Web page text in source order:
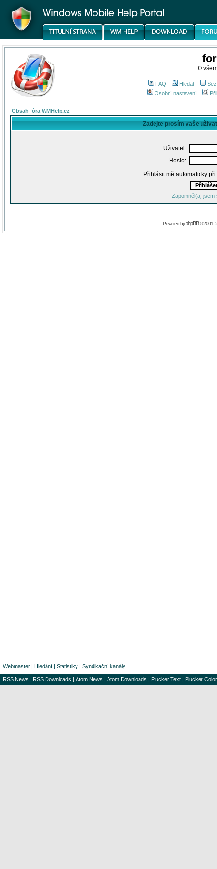
O
FAQ Hledat
Osobní nastavení
Obsah fóra WMHelp.cz
Zadejte prosím vaše
Uživatel:
Heslo:
Přihlásit mě automaticky
Zapomněl(a) jsem
Powered byphpBB© 2001,
Webmaster | Hledání | Statistiky | Syndikační kanály
RSS News | RSS Downloads | Atom News | Atom Downloads | Plucker Text | Plucker Color